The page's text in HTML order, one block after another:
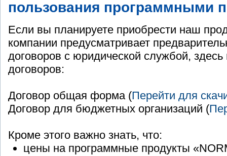
пользования программными
Если вы планируете приобрести наш
компании предусматривает
договоров с юридической службой,
договоров:
Договор общая форма (Перейти для
Договор для бюджетных организаций (
Кроме этого важно знать, что:
цены на программные продукты